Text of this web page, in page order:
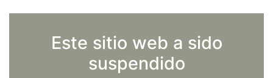
Este sitio web a sido
suspendido